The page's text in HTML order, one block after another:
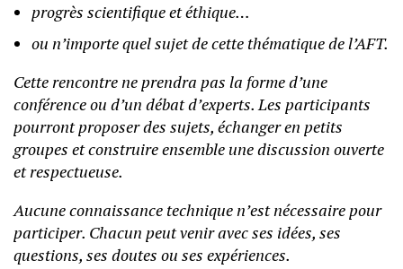
progrès scientifique et éthique…
ou n’importe quel sujet de cette thématique de l’AFT.
Cette rencontre ne prendra pas la forme d’une
conférence ou d’un débat d’experts. Les participants
pourront proposer des sujets, échanger en petits
groupes et construire ensemble une discussion ouverte
et respectueuse.
Aucune connaissance technique n’est nécessaire pour
participer. Chacun peut venir avec ses idées, ses
questions, ses doutes ou ses expériences.